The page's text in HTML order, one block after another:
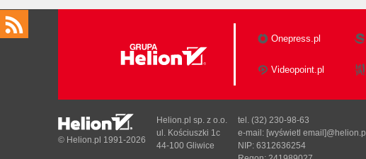
Onepress.pl
Videopoint.pl
© Helion.pl 1991-2026
Helion.pl sp. z o.o.
ul. Kościuszki 1c
44-100 Gliwice
tel. (32) 230-98-63
e-mail: [wyświetl email]@helion.pl
NIP: 6312636254